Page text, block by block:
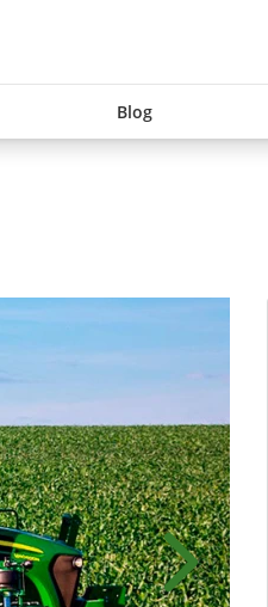
Blog
Próximo